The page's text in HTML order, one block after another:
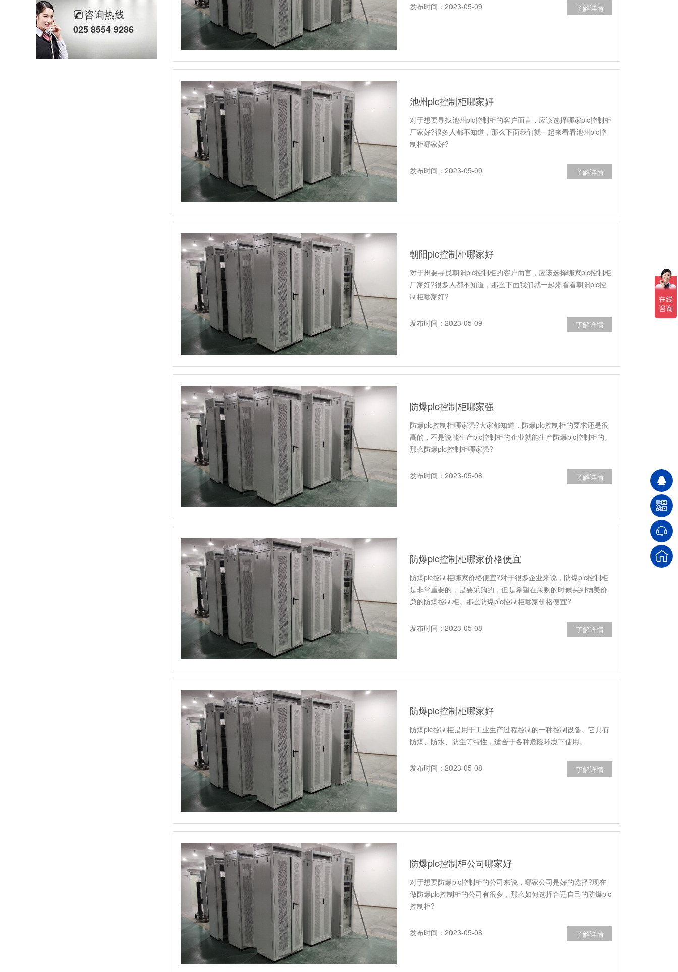
发布时间：2023-05-09 了解详情
池州plc控制柜哪家好
对于想要寻找池州plc控制柜的客户而言，应该选择哪家plc控制柜
厂家好?很多人都不知道，那么下面我们就一起来看看池州plc控
制柜哪家好?
发布时间：2023-05-09 了解详情
朝阳plc控制柜哪家好
对于想要寻找朝阳plc控制柜的客户而言，应该选择哪家plc控制柜
厂家好?很多人都不知道，那么下面我们就一起来看看朝阳plc控
制柜哪家好?
发布时间：2023-05-09 了解详情
防爆plc控制柜哪家强
防爆plc控制柜哪家强?大家都知道，防爆plc控制柜的要求还是很
高的，不是说能生产plc控制柜的企业就能生产防爆plc控制柜的。
那么防爆plc控制柜哪家强?
发布时间：2023-05-08 了解详情
防爆plc控制柜哪家价格便宜
防爆plc控制柜哪家价格便宜?对于很多企业来说，防爆plc控制柜
是非常重要的，是要采购的，但是希望在采购的时候买到物美价
廉的防爆控制柜。那么防爆plc控制柜哪家价格便宜?
发布时间：2023-05-08 了解详情
防爆plc控制柜哪家好
防爆plc控制柜是用于工业生产过程控制的一种控制设备。它具有
防爆、防水、防尘等特性，适合于各种危险环境下使用。
发布时间：2023-05-08 了解详情
防爆plc控制柜公司哪家好
对于想要防爆plc控制柜的公司来说，哪家公司是好的选择?现在
做防爆plc控制柜的公司有很多，那么如何选择合适自己的防爆plc
控制柜?
发布时间：2023-05-08 了解详情
咨询热线
025 8554 9286